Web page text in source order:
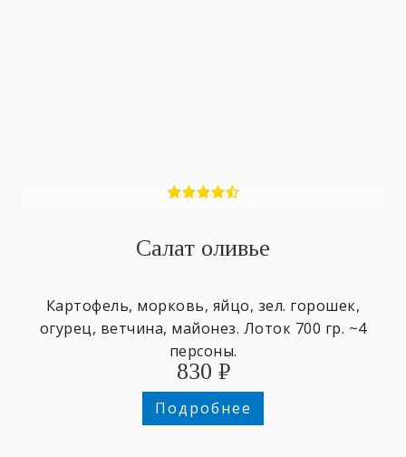
Салат оливье
Картофель, морковь, яйцо, зел. горошек,
огурец, ветчина, майонез. Лоток 700 гр. ~4
персоны.
830 ₽
Подробнее